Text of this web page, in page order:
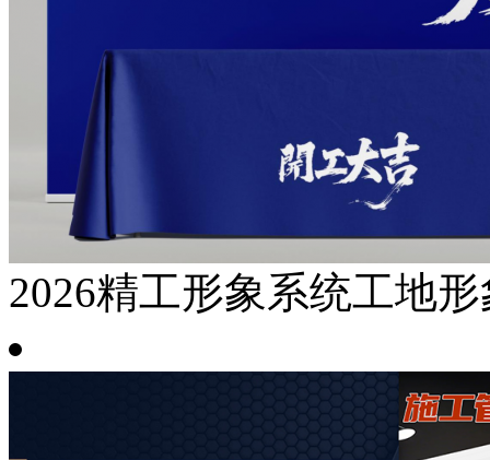
2026精工形象系统工地